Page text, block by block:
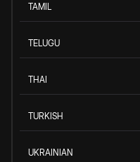
TAMIL
TELUGU
THAI
TURKISH
UKRAINIAN